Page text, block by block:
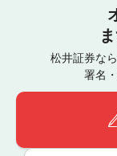
松井証券な
署名